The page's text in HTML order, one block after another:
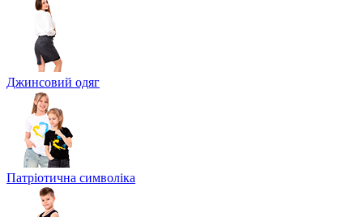
Джинсовий одяг
Патріотична символіка